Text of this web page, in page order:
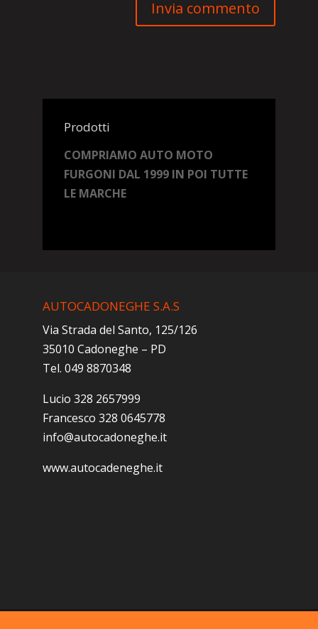
Prodotti
COMPRIAMO AUTO MOTO
FURGONI DAL 1999 IN POI TUTTE
LE MARCHE
AUTOCADONEGHE S.A.S
Via Strada del Santo, 125/126
35010 Cadoneghe – PD
Tel. 049 8870348
Lucio 328 2657999
Francesco 328 0645778
info@autocadoneghe.it
www.autocadeneghe.it